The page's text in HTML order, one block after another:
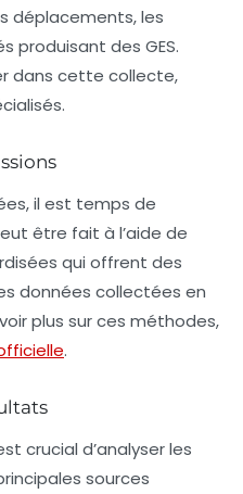
déplacements, les
produisant des GES.
dans cette collecte,
il est temps de
être fait à l’aide de
qui offrent des
données collectées en
plus sur ces méthodes,
.
crucial d’analyser les
sources